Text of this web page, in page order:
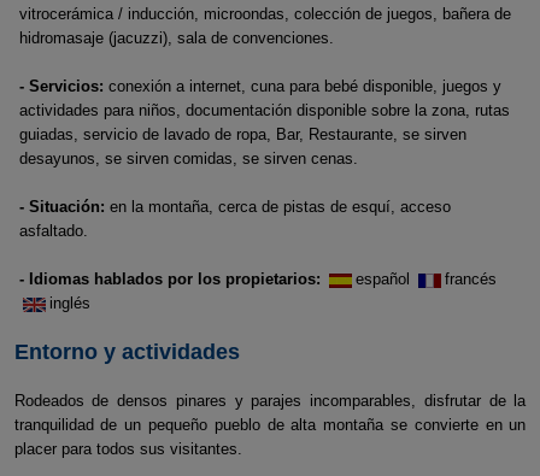
vitrocerámica / inducción, microondas, colección de juegos, bañera de
hidromasaje (jacuzzi), sala de convenciones.
- Servicios: conexión a internet, cuna para bebé disponible, juegos y
actividades para niños, documentación disponible sobre la zona, rutas
guiadas, servicio de lavado de ropa, Bar, Restaurante, se sirven
desayunos, se sirven comidas, se sirven cenas.
- Situación: en la montaña, cerca de pistas de esquí, acceso
asfaltado.
- Idiomas hablados por los propietarios: español
francés
inglés
Entorno y actividades
Rodeados de densos pinares y parajes incomparables, disfrutar de la
tranquilidad de un pequeño pueblo de alta montaña se convierte en un
placer para todos sus visitantes.